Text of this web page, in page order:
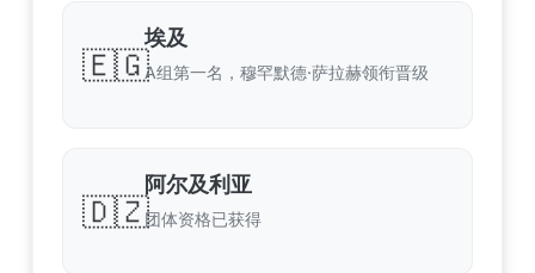
🇪🇬
埃及
A组第一名，穆罕默德·萨拉赫领衔晋级
🇩🇿
阿尔及利亚
团体资格已获得